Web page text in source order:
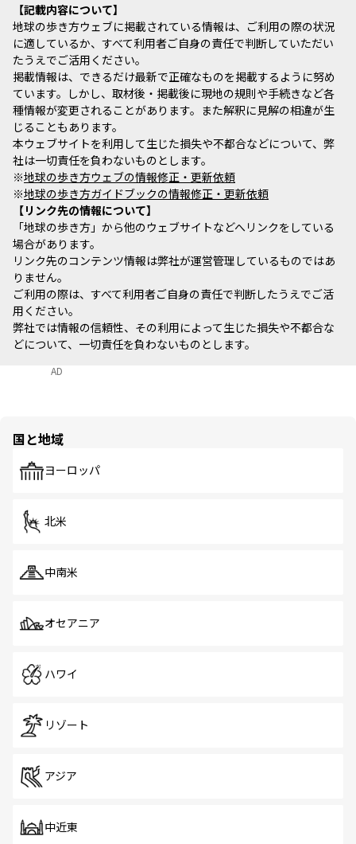
記載内容について
地球の歩き方ウェブに掲載されている情報は、ご利用の際の状況
に適しているか、すべて利用者ご自身の責任で判断していただい
たうえでご活用ください。
掲載情報は、できるだけ最新で正確なものを掲載するように努め
ています。しかし、取材後・掲載後に現地の規則や手続きなど各
種情報が変更されることがあります。また解釈に見解の相違が生
じることもあります。
本ウェブサイトを利用して生じた損失や不都合などについて、弊
社は一切責任を負わないものとします。
※地球の歩き方ウェブの情報修正・更新依頼
※地球の歩き方ガイドブックの情報修正・更新依頼
リンク先の情報について
「地球の歩き方」から他のウェブサイトなどへリンクをしている
場合があります。
リンク先のコンテンツ情報は弊社が運営管理しているものではあ
りません。
ご利用の際は、すべて利用者ご自身の責任で判断したうえでご活
用ください。
弊社では情報の信頼性、その利用によって生じた損失や不都合な
どについて、一切責任を負わないものとします。
AD
国と地域
ヨーロッパ
北米
中南米
オセアニア
ハワイ
リゾート
アジア
中近東